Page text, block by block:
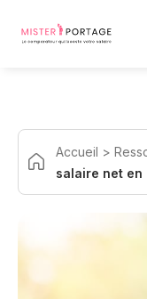
Accueil >
salaire net en